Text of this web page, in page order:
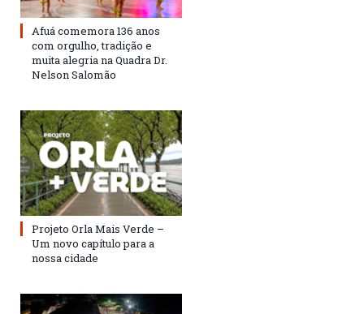
Afuá comemora 136 anos
com orgulho, tradição e
muita alegria na Quadra Dr.
Nelson Salomão
Projeto Orla Mais Verde –
Um novo capítulo para a
nossa cidade